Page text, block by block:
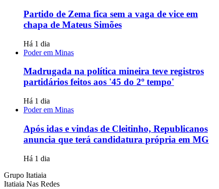
Partido de Zema fica sem a vaga de vice em
chapa de Mateus Simões
Há 1 dia
Poder em Minas
Madrugada na política mineira teve registros
partidários feitos aos '45 do 2º tempo'
Há 1 dia
Poder em Minas
Após idas e vindas de Cleitinho, Republicanos
anuncia que terá candidatura própria em MG
Há 1 dia
Grupo Itatiaia
Itatiaia Nas Redes